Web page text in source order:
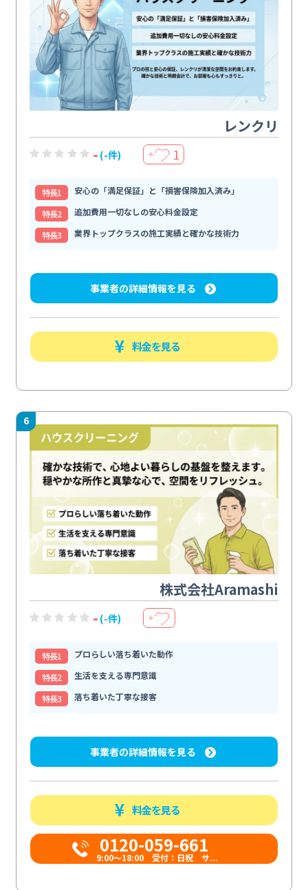
レンクリ
- (-件) ＋ 1
特⻑1
安心の「満足保証」と「損害保険加入済み」
特⻑2
追加費用一切なしの安心料金設定
特⻑3
業界トップクラスの施工実績と確かな技術力
事業者の詳細情報を見る
料金を見る
6
株式会社Aramashi
- (-件) ＋
特⻑1
プロらしい落ち着いた動作
特⻑2
生活を支える専門意識
特⻑3
落ち着いた丁寧な接客
事業者の詳細情報を見る
料金を見る
0120-059-661
9:00〜18:00 受付：日祝 サ...